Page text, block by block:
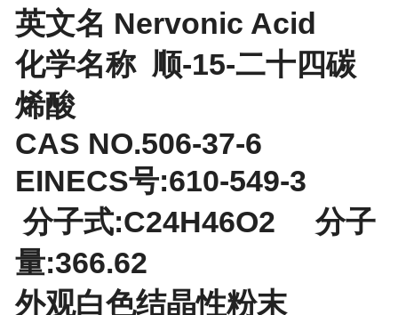
英文名 Nervonic Acid
化学名称 顺-15-二十四碳
烯酸
CAS NO.506-37-6
EINECS号:610-549-3
分子式:C24H46O2 分子
量:366.62
外观白色结晶性粉末